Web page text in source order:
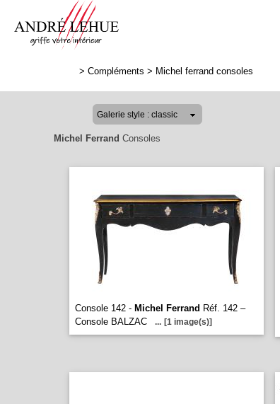
> Compléments > Michel ferrand consoles
Michel Ferrand Consoles
Console 142 - Michel Ferrand Réf. 142 –
Console BALZAC
... [1 image(s)]